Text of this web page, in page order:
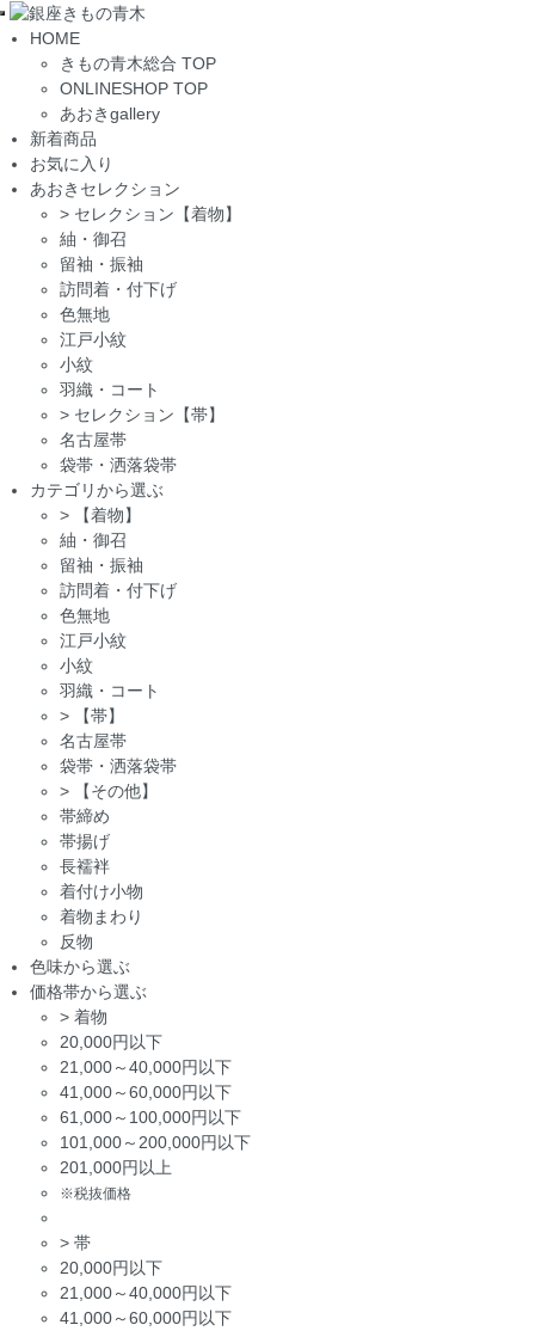
Toggle
navigation
HOME
きもの青木総合 TOP
ONLINESHOP TOP
あおきgallery
新着商品
お気に入り
あおきセレクション
> セレクション【着物】
紬・御召
留袖・振袖
訪問着・付下げ
色無地
江戸小紋
小紋
羽織・コート
> セレクション【帯】
名古屋帯
袋帯・洒落袋帯
カテゴリから選ぶ
>
【着物】
紬・御召
留袖・振袖
訪問着・付下げ
色無地
江戸小紋
小紋
羽織・コート
>
【帯】
名古屋帯
袋帯・洒落袋帯
>
【その他】
帯締め
帯揚げ
長襦袢
着付け小物
着物まわり
反物
色味から選ぶ
価格帯から選ぶ
> 着物
20,000円以下
21,000～40,000円以下
41,000～60,000円以下
61,000～100,000円以下
101,000～200,000円以下
201,000円以上
※税抜価格
> 帯
20,000円以下
21,000～40,000円以下
41,000～60,000円以下